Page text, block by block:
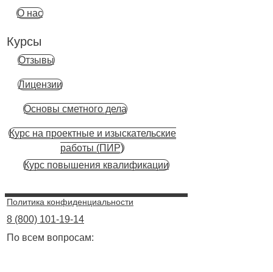
О нас
Курсы
Отзывы
Лицензии
Основы сметного дела
Курс на проектные и изыскательские
работы (ПИР)
Курс повышения квалификации
Политика конфиденциальности
8 (800) 101-19-14
По всем вопросам: